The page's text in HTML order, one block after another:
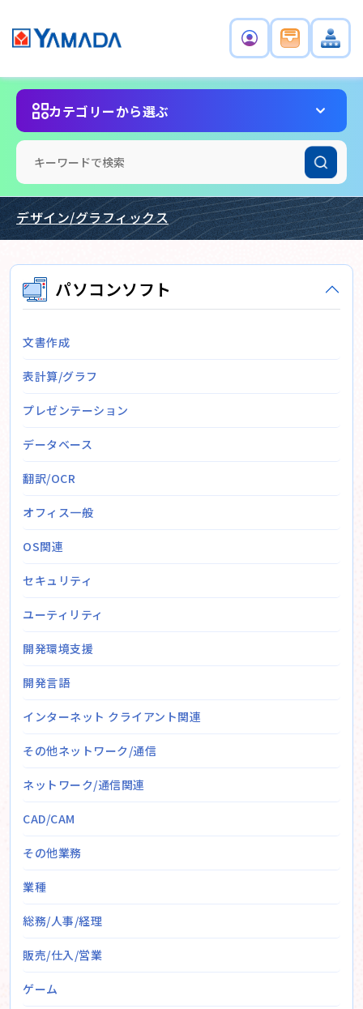
カテゴリーから選ぶ
デザイン/グラフィックス
パソコンソフト
文書作成
表計算/グラフ
プレゼンテーション
データベース
翻訳/OCR
オフィス一般
OS関連
セキュリティ
ユーティリティ
開発環境支援
開発言語
インターネット クライアント関連
その他ネットワーク/通信
ネットワーク/通信関連
CAD/CAM
その他業務
業種
総務/人事/経理
販売/仕入/営業
ゲーム